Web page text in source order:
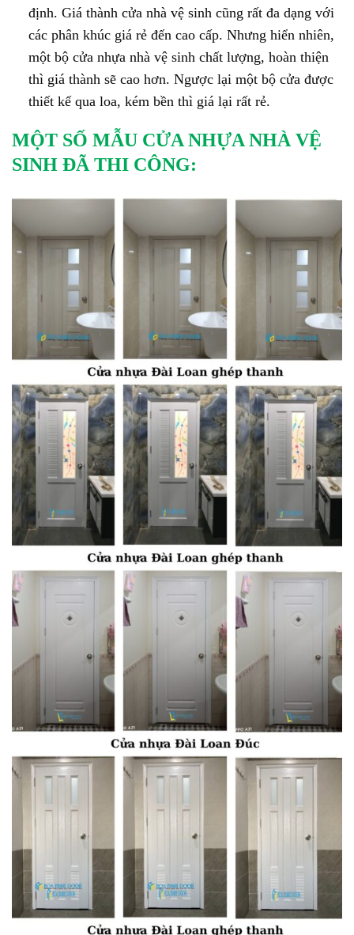
định. Giá thành cửa nhà vệ sinh cũng rất đa dạng với
các phân khúc giá rẻ đến cao cấp. Nhưng hiển nhiên,
một bộ cửa nhựa nhà vệ sinh chất lượng, hoàn thiện
thì giá thành sẽ cao hơn. Ngược lại một bộ cửa được
thiết kế qua loa, kém bền thì giá lại rất rẻ.
MỘT SỐ MẪU CỬA NHỰA NHÀ VỆ
SINH ĐÃ THI CÔNG: